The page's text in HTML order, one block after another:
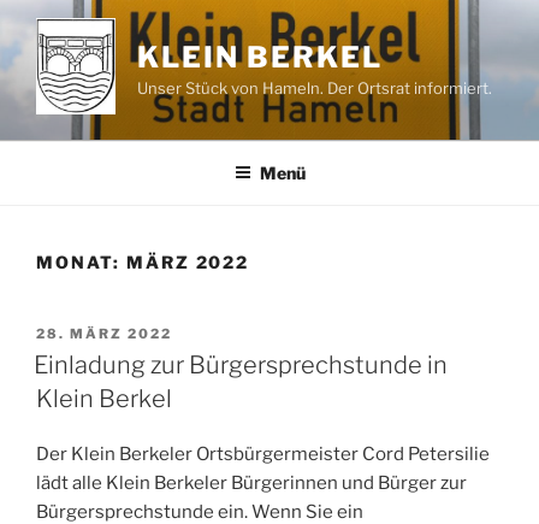
Zum
Inhalt
springen
KLEIN BERKEL
Unser Stück von Hameln. Der Ortsrat informiert.
Menü
MONAT: MÄRZ 2022
VERÖFFENTLICHT
AM
28. MÄRZ 2022
Einladung zur Bürgersprechstunde in
Klein Berkel
Der Klein Berkeler Ortsbürgermeister Cord Petersilie
lädt alle Klein Berkeler Bürgerinnen und Bürger zur
Bürgersprechstunde ein. Wenn Sie ein